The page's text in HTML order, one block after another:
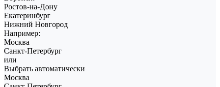
Ростов-на-Дону
Екатеринбург
Нижний Новгород
Например:
Москва
Санкт-Петербург
или
Выбрать автоматически
Москва